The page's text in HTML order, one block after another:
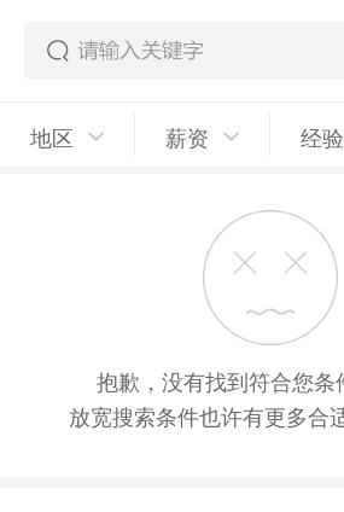
地区 薪资 经验
抱歉，没有找到符合您条
放宽搜索条件也许有更多合